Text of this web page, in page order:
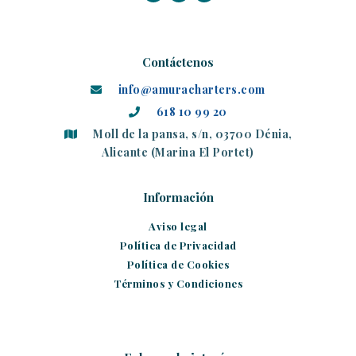
Contáctenos
info@amuracharters.com
618 10 99 20
Moll de la pansa, s/n, 03700 Dénia,
Alicante (Marina El Portet)
Información
Aviso legal
Política de Privacidad
Política de Cookies
Términos y Condiciones